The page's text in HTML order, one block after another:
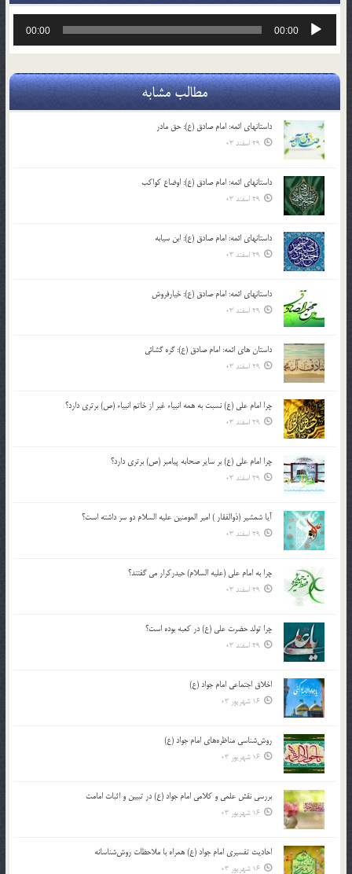
پخش‌کننده
00:00
00:00
مطالب مشابه
داستانهای ائمه: امام صادق (ع): حق مادر
29 اسفند 03
داستانهای ائمه: امام صادق (ع): اوضاع کواکب
29 اسفند 03
داستانهای ائمه: امام صادق (ع): ابن سیابه
29 اسفند 03
داستانهای ائمه: امام صادق (ع): خیارفروش
29 اسفند 03
داستان های ائمه: امام صادق (ع): گره گشائی
29 اسفند 03
چرا امام علی (ع) نسبت به همه انبیاء غیر از خاتم انبیاء (ص) برتری دارد؟
29 اسفند 03
چرا امام علی (ع) بر سایر صحابه پیامبر (ص) برتری دارد؟
29 اسفند 03
آیا شمشیر (ذوالفقار ) امیر المومنین علیه السلام دو سر داشته است؟
29 اسفند 03
چرا به امام علی (علیه السلام) حیدرکرار می گفتند؟
29 اسفند 03
چرا تولد حضرت علی (ع) در کعبه بوده است؟
29 اسفند 03
اخلاق اجتماعی امام جواد (ع)
16 شهریور 03
روش‌شناسی مناظره‌های امام جواد (ع)
16 شهریور 03
بررسی نقش علمی و کلامی امام جواد (ع) در تبیین و اثبات امامت
16 شهریور 03
احادیث تفسیری امام جواد (ع) همراه با ملاحظات روش‌شناسانه
16 شهریور 03